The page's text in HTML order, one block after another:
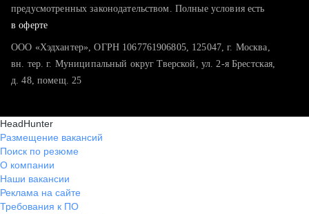
предусмотренных законодательством. Полные условия есть
в оферте
ООО «Хэдхантер», ОГРН 1067761906805, 125047, г. Москва,
вн. тер. г. Муниципальный округ Тверской, ул. 2-я Брестская,
д. 48, помещ. 25
HeadHunter
Размещение вакансий
Поиск по резюме
О компании
Наши вакансии
Реклама на сайте
Требования к ПО